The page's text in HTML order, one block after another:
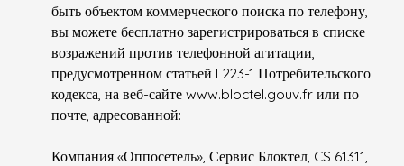
быть объектом коммерческого поиска по телефону,
вы можете бесплатно зарегистрироваться в списке
возражений против телефонной агитации,
предусмотренном статьей L223-1 Потребительского
кодекса, на веб-сайте www.bloctel.gouv.fr или по
почте, адресованной:
Компания «Оппосетель», Сервис Блоктел, CS 61311,